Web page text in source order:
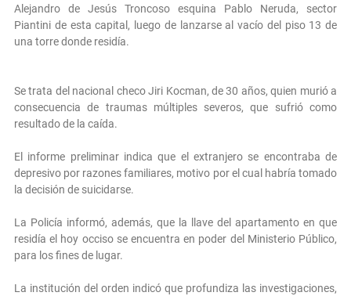
Alejandro de Jesús Troncoso esquina Pablo Neruda, sector
Piantini de esta capital, luego de lanzarse al vacío del piso 13 de
una torre donde residía.
Se trata del nacional checo Jiri Kocman, de 30 años, quien murió a
consecuencia de traumas múltiples severos, que sufrió como
resultado de la caída.
El informe preliminar indica que el extranjero se encontraba de
depresivo por razones familiares, motivo por el cual habría tomado
la decisión de suicidarse.
La Policía informó, además, que la llave del apartamento en que
residía el hoy occiso se encuentra en poder del Ministerio Público,
para los fines de lugar.
La institución del orden indicó que profundiza las investigaciones,